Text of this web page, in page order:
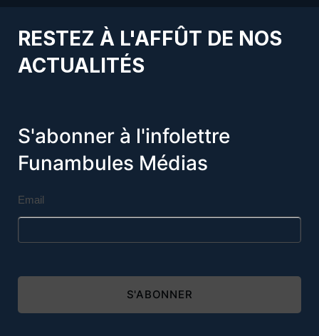
RESTEZ À L'AFFÛT DE NOS
ACTUALITÉS
S'abonner à l'infolettre
Funambules Médias
Email
S'ABONNER